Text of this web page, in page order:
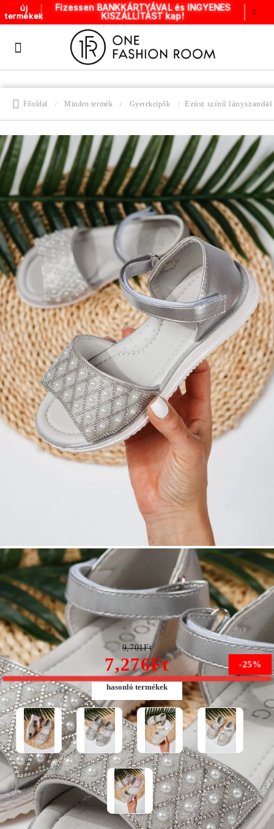
új
termékek
Fizessen BANKKÁRTYÁVAL és INGYENES
KISZÁLLÍTÁST kap!
Főoldal Minden termék Gyerekcipők Ezüst színű
Ezüst színű lányszandál eco-bőrből Liriel #21713
-25%
7,276Ft
9,701Ft
hasonló termékek